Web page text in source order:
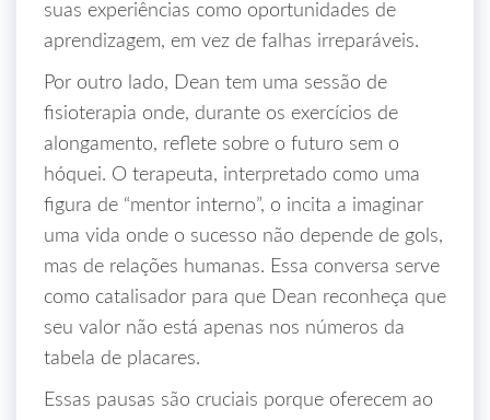
suas experiências como oportunidades de
aprendizagem, em vez de falhas irreparáveis.
Por outro lado, Dean tem uma sessão de
fisioterapia onde, durante os exercícios de
alongamento, reflete sobre o futuro sem o
hóquei. O terapeuta, interpretado como uma
figura de “mentor interno”, o incita a imaginar
uma vida onde o sucesso não depende de gols,
mas de relações humanas. Essa conversa serve
como catalisador para que Dean reconheça que
seu valor não está apenas nos números da
tabela de placares.
Essas pausas são cruciais porque oferecem ao